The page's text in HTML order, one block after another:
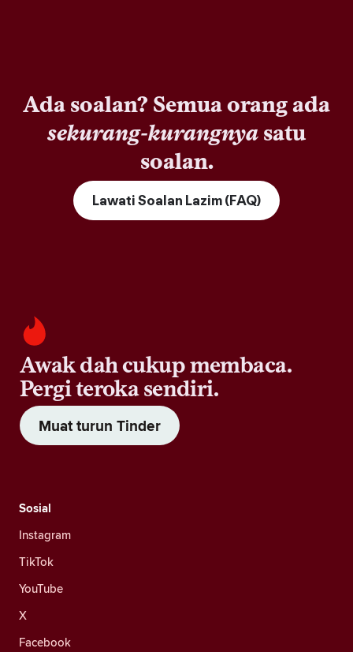
Ada soalan? Semua orang ada
sekurang-kurangnya satu
soalan.
Lawati Soalan Lazim (FAQ)
Awak dah cukup membaca.
Pergi teroka sendiri.
Muat turun Tinder
Sosial
Instagram
TikTok
YouTube
X
Facebook